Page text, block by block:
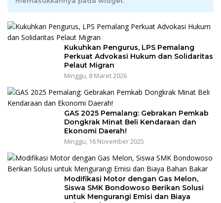
Kukuhkan Pengurus, LPS Pemalang
Perkuat Advokasi Hukum dan Solidaritas
Pelaut Migran
Minggu, 8 Maret 2026
GAS 2025 Pemalang: Gebrakan Pemkab
Dongkrak Minat Beli Kendaraan dan
Ekonomi Daerah!
Minggu, 16 November 2025
Modifikasi Motor dengan Gas Melon,
Siswa SMK Bondowoso Berikan Solusi
untuk Mengurangi Emisi dan Biaya